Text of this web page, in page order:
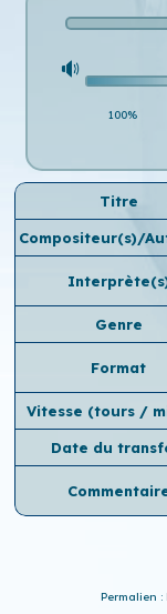
100%
Titre
Compositeur(s)/
Genre
Format
Vitesse (tours /
Date du
Permalien :